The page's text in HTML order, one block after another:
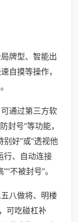
牌型、智能出
自摸等操作，
通过第三方软
封号”等功能，
好”或“透视他
行、自动连接
不被封号”。
八做将、明楼
可吃碰杠补